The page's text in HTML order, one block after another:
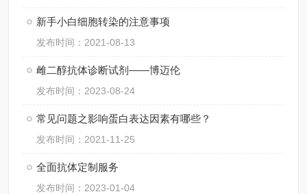
新手小白细胞转染的注意事项
发布时间：2021-08-13
雌二醇抗体诊断试剂——博迈伦
发布时间：2023-08-24
常见问题之影响蛋白表达因素有哪些？
发布时间：2021-11-25
全面抗体定制服务
发布时间：2023-01-04